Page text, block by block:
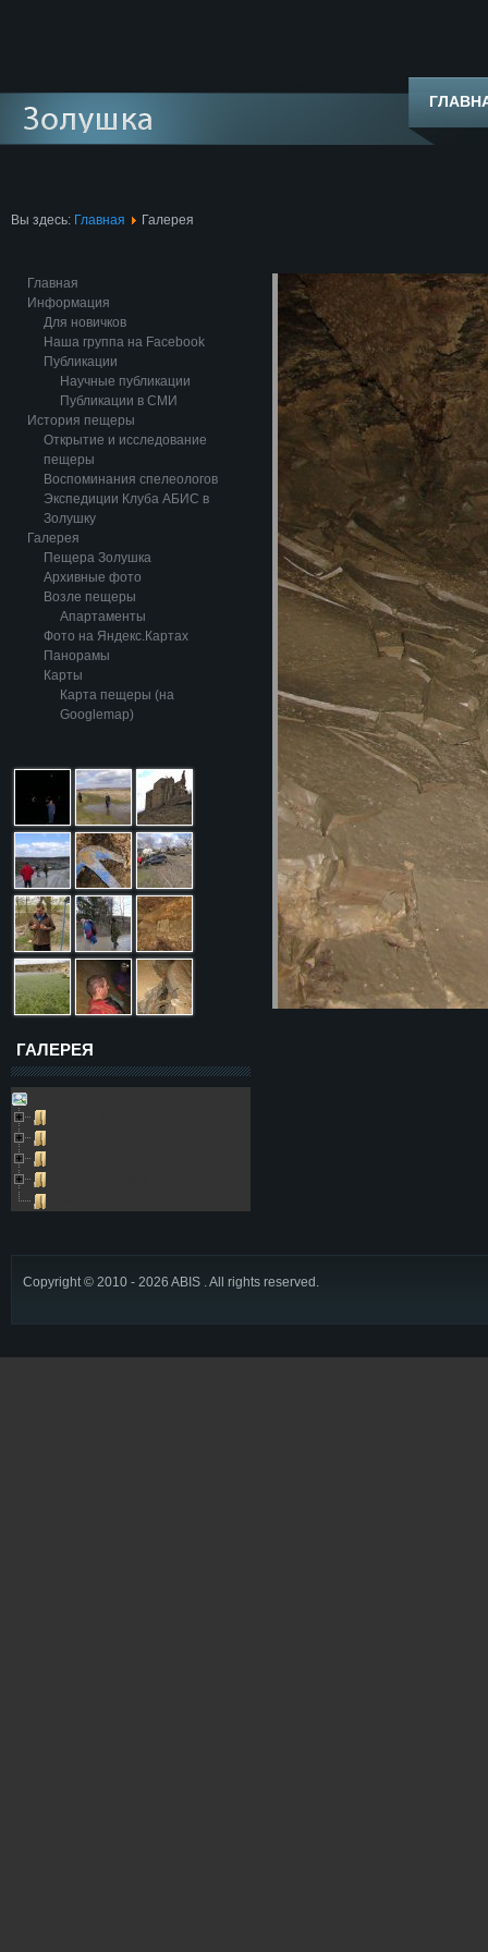
Вы здесь: Главная Галерея
Главная
Информация
Для новичков
Наша группа на Facebook
Публикации
Научные публикации
Публикации в СМИ
История пещеры
Открытие и исследование
пещеры
Воспоминания спелеологов
Экспедиции Клуба АБИС в
Золушку
Галерея
Пещера Золушка
Архивные фото
Возле пещеры
Апартаменты
Фото на Яндекс.Картах
Панорамы
Карты
Карта пещеры (на
Googlemap)
ГАЛЕРЕЯ
Copyright © 2010 - 2026 ABIS . All rights reserved.